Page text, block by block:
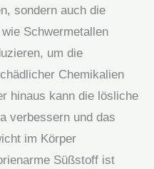
sondern auch die
Schwermetallen
um die
Chemikalien
hinaus kann die lösliche
verbessern und das
im Körper
Süßstoff ist